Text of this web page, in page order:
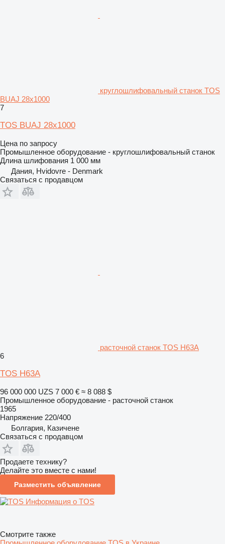
круглошлифовальный станок TOS
BUAJ 28x1000
7
TOS BUAJ 28x1000
Цена по запросу
Промышленное оборудование - круглошлифовальный станок
Длина шлифования 1 000 мм
Дания, Hvidovre - Denmark
Связаться с продавцом
расточной станок TOS H63A
6
TOS H63A
96 000 000 UZS 7 000 € ≈ 8 088 $
Промышленное оборудование - расточной станок
1965
Напряжение 220/400
Болгария, Казичене
Связаться с продавцом
Продаете технику?
Делайте это вместе с нами!
Разместить объявление
Информация о TOS
Смотрите также